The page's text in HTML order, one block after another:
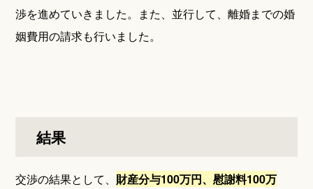
渉を進めていきました。また、並行して、離婚までの婚
姻費用の請求も行いました。
結果
交渉の結果として、 財産分与100万円、慰謝料100万